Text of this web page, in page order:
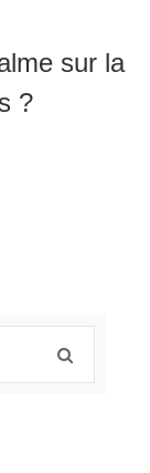
sur la
?